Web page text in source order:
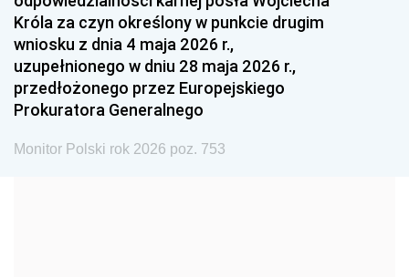
1987 1986 1985
1984 1983
1981 1980 1979
1978 1977
1975 1974
Króla za czyn określony w punkcie drugim
wniosku z dnia 4 maja 2026 r.,
uzupełnionego w dniu 28 maja 2026 r.,
przedłożonego przez Europejskiego
Prokuratora Generalnego
Monitor Polski rok 2026 poz. 753